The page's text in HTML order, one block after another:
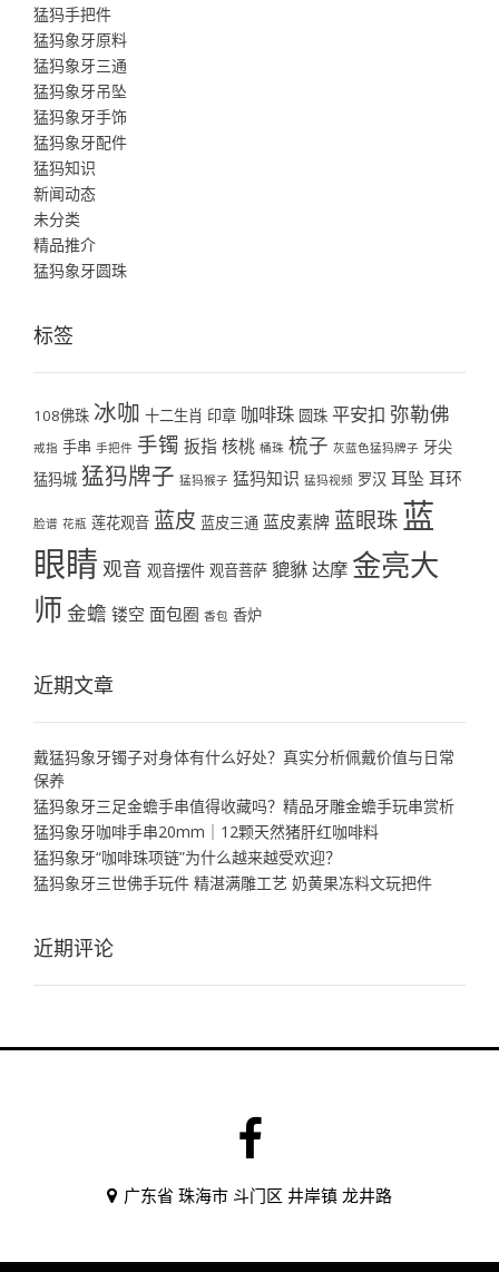
猛犸手把件
猛犸象牙原料
猛犸象牙三通
猛犸象牙吊坠
猛犸象牙手饰
猛犸象牙配件
猛犸知识
新闻动态
未分类
精品推介
猛犸象牙圆珠
标签
108佛珠 冰咖 十二生肖 印章 咖啡珠 圆珠 平安扣 弥勒佛
戒指 手串 手把件 手镯 扳指 核桃 桶珠 梳子 灰蓝色猛犸牌子 牙尖
猛犸城 猛犸牌子 猛犸猴子 猛犸知识 猛犸视频 罗汉 耳坠 耳环
脸谱 花瓶 莲花观音 蓝皮 蓝皮三通 蓝皮素牌 蓝眼珠蓝
眼睛 观音 观音摆件 观音菩萨 貔貅达摩 金亮大
师 金蟾 镂空 面包圈 香包 香炉
近期文章
戴猛犸象牙镯子对身体有什么好处？真实分析佩戴价值与日常
保养
猛犸象牙三足金蟾手串值得收藏吗？精品牙雕金蟾手玩串赏析
猛犸象牙咖啡手串20mm｜12颗天然猪肝红咖啡料
猛犸象牙“咖啡珠项链”为什么越来越受欢迎？
猛犸象牙三世佛手玩件 精湛满雕工艺 奶黄果冻料文玩把件
近期评论
广东省 珠海市 斗门区 井岸镇 龙井路